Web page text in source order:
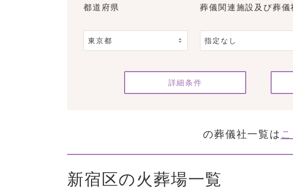
都道府県 葬儀関連施設及び葬儀
詳細条件
の葬儀社一覧は
新宿区の火葬場一覧